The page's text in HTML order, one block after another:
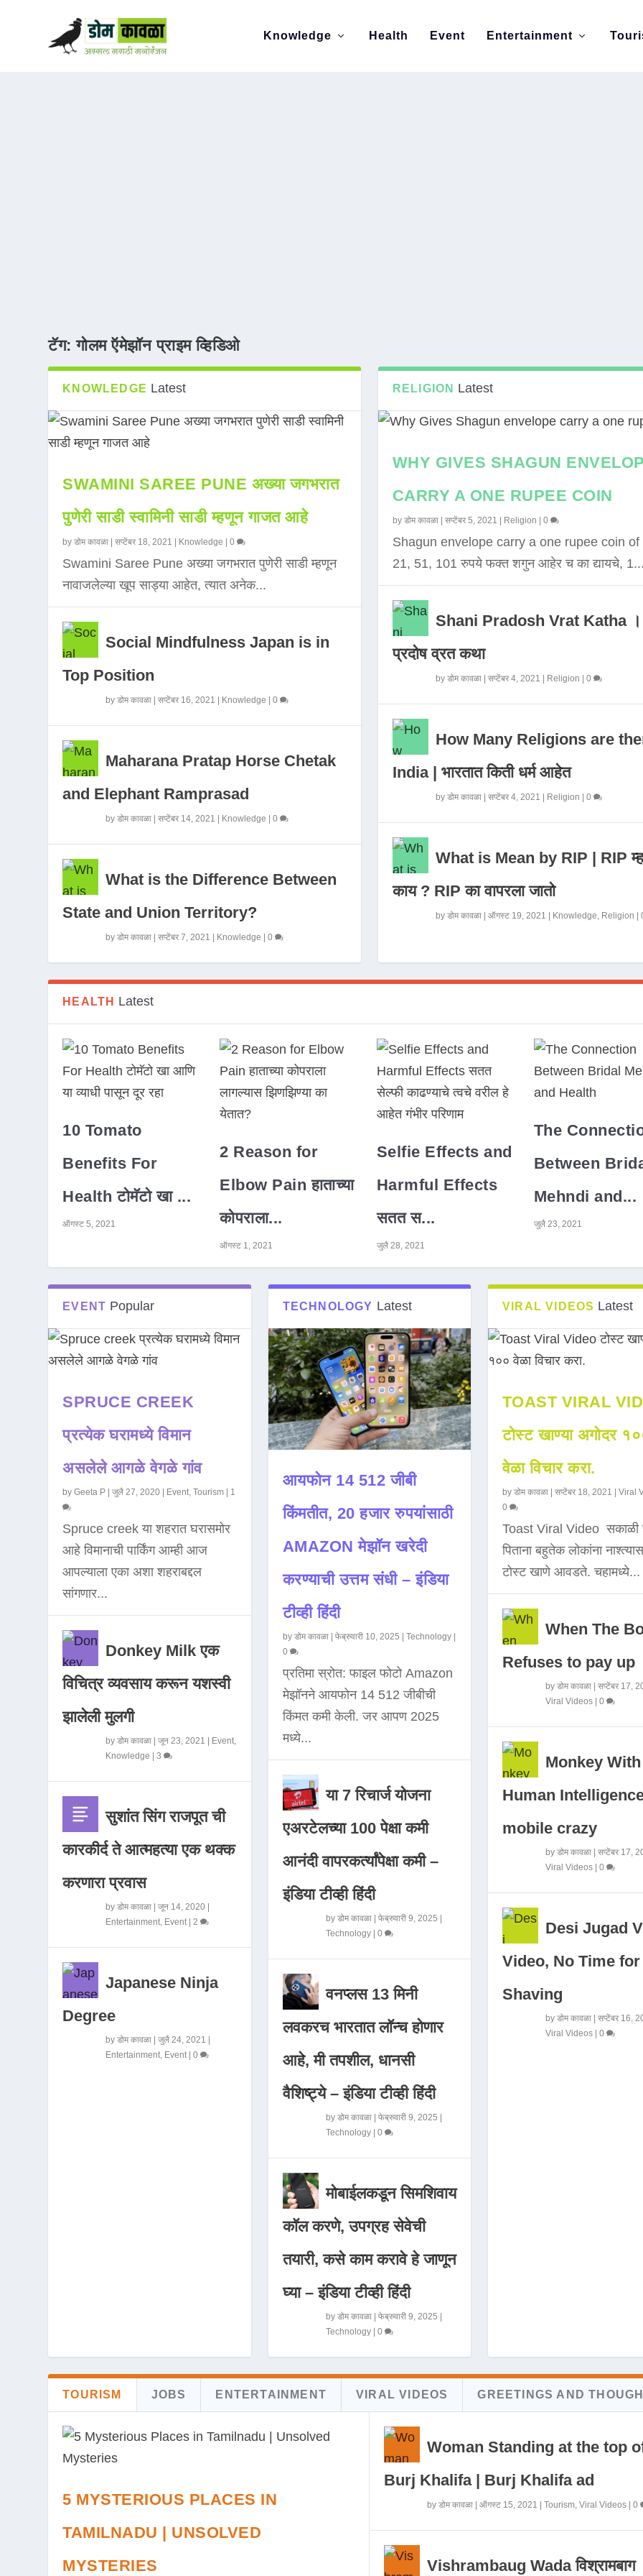
Knowledge Health Event Entertainment
टॅग:गोलम ऍमेझॉन प्राइम व्हिडिओ
KNOWLEDGE Latest
SWAMINI SAREE PUNE अख्या जगभरात
पुणेरी साडी स्वामिनी साडी म्हणून गाजत आहे
byडोम कावळा |सप्टेंबर 18, 2021 Knowledge |0
Swamini Saree Pune अख्या जगभरात पुणेरी साडी म्हणून
नावाजलेल्या खूप साड्या आहेत, त्यात अनेक...
Social Mindfulness Japan is in
Top Position
byडोम कावळा |सप्टेंबर 16, 2021 Knowledge |0
Maharana Pratap Horse Chetak
and Elephant Ramprasad
byडोम कावळा |सप्टेंबर 14, 2021 Knowledge |0
What is the Difference Between
State and Union Territory?
byडोम कावळा |सप्टेंबर 7, 2021 Knowledge |0
RELIGION Latest
WHY GIVES SHAGUN
CARRY A ONE RUPEE COIN
by डोम कावळा| सप्टेंबर 5, 2021 Religion 0
Shagun envelope carry a one rupee coin of
21, 51, 101 रुपये फक्त शगुन आहेर च का द्यायचे, 1...
Shani Pradosh Vrat Katha ।
प्रदोष व्रत कथा
by डोम कावळा| सप्टेंबर 4, 2021 Religion 0
How Many Religions are
India | भारतात किती धर्म आहेत
by डोम कावळा| सप्टेंबर 4, 2021 Religion 0
What is Mean by RIP | RIP
काय ? RIP का वापरला जातो
by डोम कावळा| ऑगस्ट 19, 2021 Knowledge, Religion
HEALTH Latest
10 Tomato
Benefits For
Health टोमॅटो खा ...
ऑगस्ट 5, 2021
2 Reason for
Elbow Pain हाताच्या
कोपराला...
ऑगस्ट 1, 2021
Selfie Effects and
Harmful Effects
सतत स...
जुलै 28, 2021
The
Between
Mehndi and...
जुलै 23, 2021
EVENT Popular
SPRUCE CREEK
प्रत्येक घरामध्ये विमान
असलेले आगळे वेगळे गांव
byGeeta P |जुलै 27, 2020 | Event ,Tourism | 1
Spruce creek या शहरात घरासमोर
आहे विमानाची पार्किंग आम्ही आज
आपल्याला एका अशा शहराबद्दल
सांगणार...
Donkey Milk एक
विचित्र व्यवसाय करून यशस्वी
झालेली मुलगी
byडोम कावळा |जून 23, 2021 | Event
Knowledge |3
सुशांत सिंग राजपूत ची
कारकीर्द ते आत्महत्या एक थक्क
करणारा प्रवास
byडोम कावळा |जून 14, 2020 |
Entertainment Event | 2
Japanese Ninja
Degree
byडोम कावळा |जुलै 24, 2021 |
Entertainment Event |0
TECHNOLOGY Latest
आयफोन 14 512 जीबी
किंमतीत, 20 हजार रुपयांसाठी
AMAZON मेझॉन खरेदी
करण्याची उत्तम संधी – इंडिया
टीव्ही हिंदी
by डोम कावळा| फेब्रुवारी 10, 2025 Technology|
0
प्रतिमा स्रोत: फाइल फोटो Amazon
मेझॉनने आयफोन 14 512 जीबीची
किंमत कमी केली. जर आपण 2025
मध्ये...
या 7 रिचार्ज योजना
एअरटेलच्या 100 पेक्षा कमी
आनंदी वापरकर्त्यांपेक्षा कमी –
इंडिया टीव्ही हिंदी
by डोम कावळा| फेब्रुवारी 9, 2025
Technology| 0
वनप्लस 13 मिनी
लवकरच भारतात लॉन्च होणार
आहे, मी तपशील, धानसी
वैशिष्ट्ये – इंडिया टीव्ही हिंदी
by डोम कावळा| फेब्रुवारी 9, 2025
Technology| 0
मोबाईलकडून सिमशिवाय
कॉल करणे, उपग्रह सेवेची
तयारी, कसे काम करावे हे जाणून
घ्या – इंडिया टीव्ही हिंदी
by डोम कावळा| फेब्रुवारी 9, 2025
Technology| 0
VIRAL VIDEOS Latest
TOAST VIRAL
टोस्ट खाण्या अगोदर
वेळा विचार करा.
by डोम कावळा| सप्टेंबर 18, 2021 | Viral
0
Toast Viral Video सकाळी
पिताना बहुतेक लोकांना
टोस्ट खाणे आवडते. चहामध्ये...
When The
Refuses to pay up
by डोम कावळा| सप्टेंबर 17,
Viral Videos| 0
Monkey With
Human
mobile crazy
by डोम कावळा| सप्टेंबर 17,
Viral Videos| 0
Desi Jugad
Video, No Time for
Shaving
by डोम कावळा| सप्टेंबर 16,
Viral Videos| 0
TOURISM JOBS ENTERTAINMENT VIRAL VIDEOS GREETINGS AND
5 MYSTERIOUS PLACES IN
TAMILNADU | UNSOLVED
MYSTERIES
Woman Standing at the top
Burj Khalifa | Burj Khalifa ad
by डोम कावळा| ऑगस्ट 15, 2021 Tourism, Viral Videos| 0
Vishrambaug Wada विश्रामबाग